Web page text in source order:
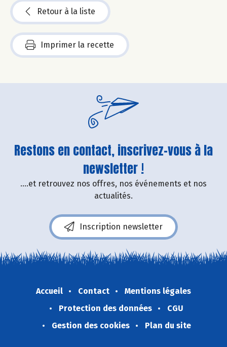
Retour à la liste
Imprimer la recette
Restons en contact, inscrivez-vous à la
newsletter !
....et retrouvez nos offres, nos événements et nos
actualités.
Inscription newsletter
Accueil Contact
Mentions légales
Protection des données
CGU
Gestion des cookies
Plan du site